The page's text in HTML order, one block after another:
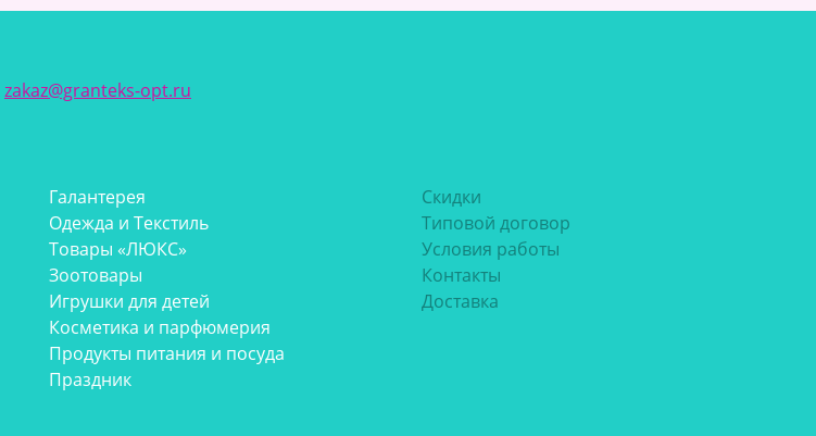
zakaz@granteks-opt.ru
Галантерея
Одежда и Текстиль
Товары «ЛЮКС»
Зоотовары
Игрушки для детей
Косметика и парфюмерия
Продукты питания и посуда
Праздник
Скидки
Типовой договор
Условия работы
Контакты
Доставка